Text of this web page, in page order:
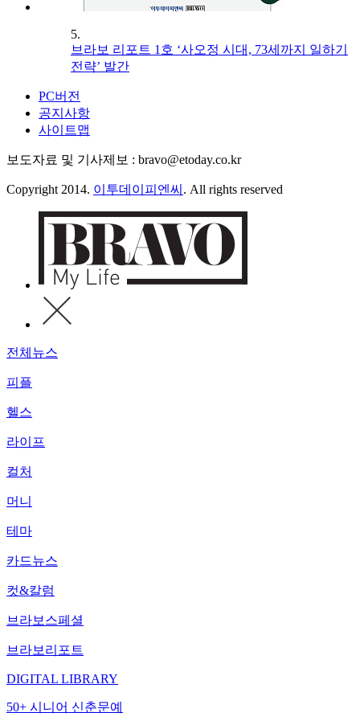
5.
브라보 리포트 1호 ‘사오정 시대, 73세까지 일하기
전략’ 발간
PC버전
공지사항
사이트맵
보도자료 및 기사제보 : bravo@etoday.co.kr
Copyright 2014. 이투데이피엔씨 . All rights reserved
전체뉴스
피플
헬스
라이프
컬처
머니
테마
카드뉴스
컷&칼럼
브라보스페셜
브라보리포트
DIGITAL LIBRARY
50+ 시니어 신춘문예